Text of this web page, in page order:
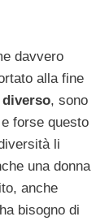
davvero
alla fine
, sono
forse questo
li
una donna
anche
bisogno di